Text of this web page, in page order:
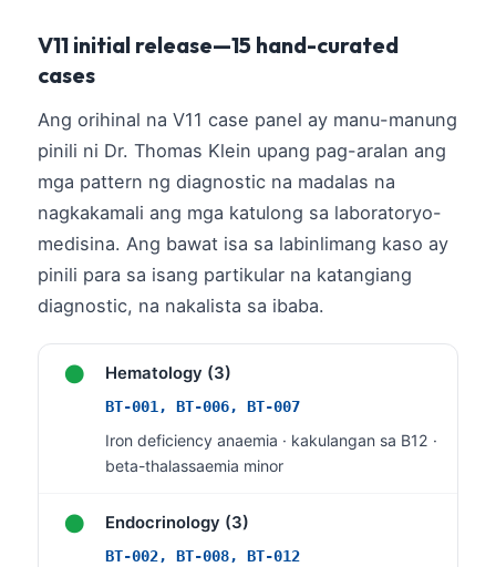
V11 initial release—15 hand-curated
cases
Ang orihinal na V11 case panel ay manu-manung
pinili ni Dr. Thomas Klein upang pag-aralan ang
mga pattern ng diagnostic na madalas na
nagkakamali ang mga katulong sa laboratoryo-
medisina. Ang bawat isa sa labinlimang kaso ay
pinili para sa isang partikular na katangiang
diagnostic, na nakalista sa ibaba.
● Hematology (3)
BT-001, BT-006, BT-007
Iron deficiency anaemia · kakulangan sa B12 ·
beta-thalassaemia minor
● Endocrinology (3)
BT-002, BT-008, BT-012
Cebuano
Беларуская мова
Esperanto
Frysk
Ślōnskŏ gŏdka
Norsk bokmål